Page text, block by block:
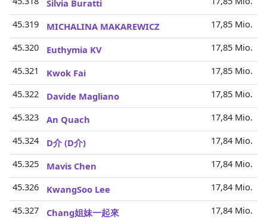
Silvia Buratti
45.319
MICHALINA MAKAREWICZ
17,85 Mio.
45.320
Euthymia KV
17,85 Mio.
45.321
Kwok Fai
17,85 Mio.
45.322
Davide Magliano
17,85 Mio.
45.323
An Quach
17,84 Mio.
45.324
D介 (D介)
17,84 Mio.
45.325
Mavis Chen
17,84 Mio.
45.326
KwangSoo Lee
17,84 Mio.
45.327
Chang姐妹一起來
17,84 Mio.